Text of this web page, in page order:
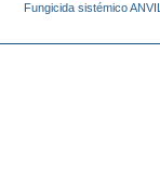
Fungicida sistémico ANVIL